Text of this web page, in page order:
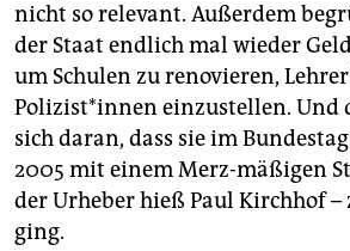
nicht so relevant. Außerdem
der Staat endlich mal wieder
um Schulen zu renovieren,
Polizist*innen einzustellen. Und
sich daran, dass sie im
2005 mit einem Merz-mäßigen
der Urheber hieß Paul Kirchhof
ging.